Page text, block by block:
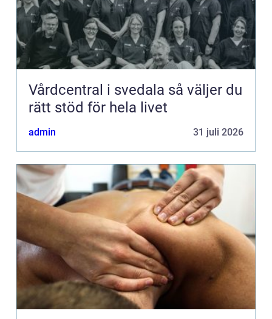
Vårdcentral i svedala så väljer du
rätt stöd för hela livet
admin 31 juli 2026